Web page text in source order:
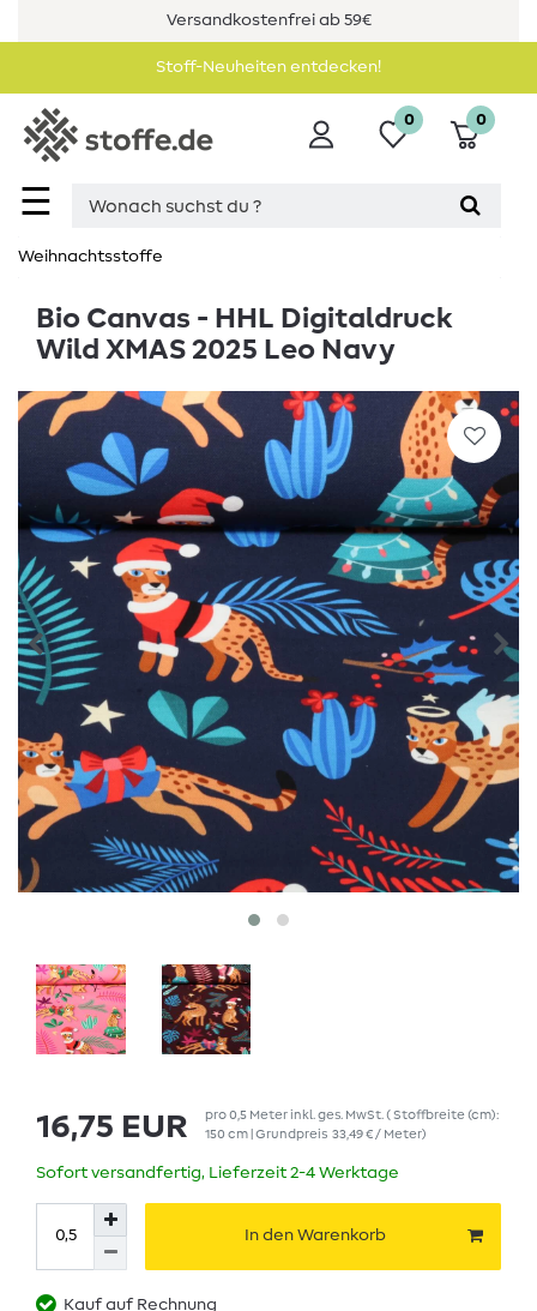
Versandkostenfrei ab 59€
Stoff-Neuheiten entdecken!
☰
0 0
Weihnachtsstoffe
Bio Canvas - HHL Digitaldruck
Wild XMAS 2025 Leo Navy
16,75 EUR pro0,5 Meterinkl. ges. MwSt. ( Stoffbreite (cm):
150 cm | Grundpreis 33,49 € / Meter)
Sofort versandfertig, Lieferzeit 2-4 Werktage
In den Warenkorb
Kauf auf Rechnung